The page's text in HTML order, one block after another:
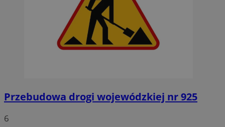
Przebudowa drogi wojewódzkiej nr 925
6